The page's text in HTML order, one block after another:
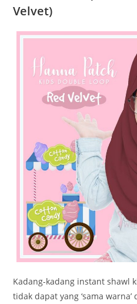
Velvet)
Kadang-kadang instant shawl
tidak dapat yang ‘sama